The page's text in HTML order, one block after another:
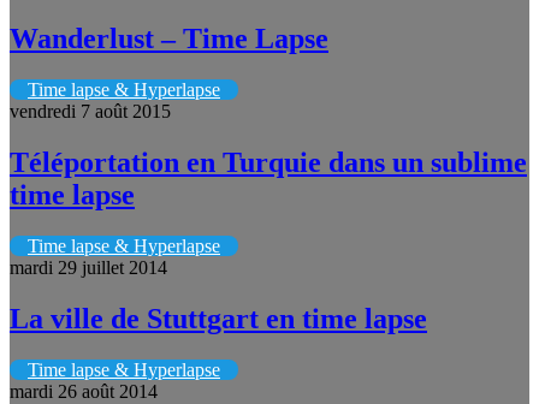
Wanderlust – Time Lapse
Time lapse & Hyperlapse
vendredi 7 août 2015
Téléportation en Turquie dans un sublime
time lapse
Time lapse & Hyperlapse
mardi 29 juillet 2014
La ville de Stuttgart en time lapse
Time lapse & Hyperlapse
mardi 26 août 2014